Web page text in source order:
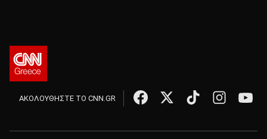
ΑΚΟΛΟΥΘΗΣΤΕ ΤΟ CNN.GR